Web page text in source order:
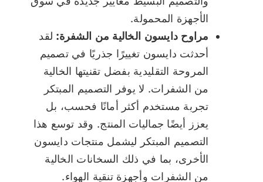
الأجهزة المحمولة.
مراوح دايسون الخالية من الشفرة: لقد
أحدثت دايسون تغييرًا جذريًا في تصميم
المروحة التقليدية بفضل تقنيتها الخالية
من الشفرات. لا يوفر التصميم المبتكر
تجربة مستخدم أكثر أمانًا فحسب، بل
يعزز أيضًا جماليات المنتج. وقد توسع هذا
التصميم المبتكر ليشمل منتجات دايسون
الأخرى، بما في ذلك السخانات الخالية
من الشفرات وأجهزة تنقية الهواء.